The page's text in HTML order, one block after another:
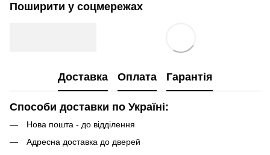
Поширити у соцмережах
Доставка Оплата Гарантія
Способи доставки по Україні:
Нова пошта - до відділення
Адресна доставка до дверей